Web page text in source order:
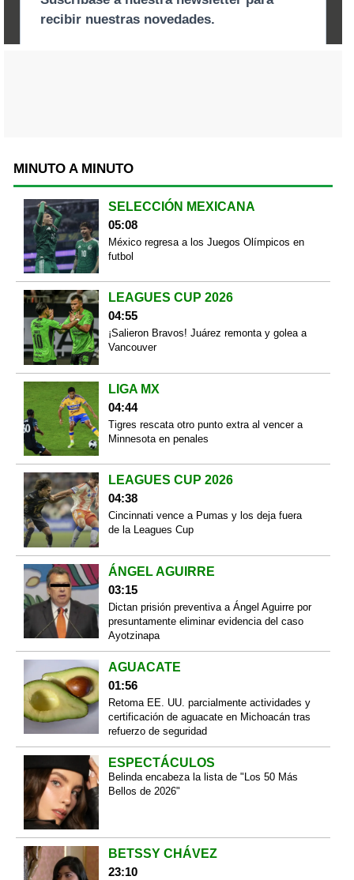
MINUTO A MINUTO
SELECCIÓN MEXICANA
05:08
México regresa a los Juegos Olímpicos en
futbol
LEAGUES CUP 2026
04:55
¡Salieron Bravos! Juárez remonta y golea a
Vancouver
LIGA MX
04:44
Tigres rescata otro punto extra al vencer a
Minnesota en penales
LEAGUES CUP 2026
04:38
Cincinnati vence a Pumas y los deja fuera
de la Leagues Cup
ÁNGEL AGUIRRE
03:15
Dictan prisión preventiva a Ángel Aguirre por
presuntamente eliminar evidencia del caso
Ayotzinapa
AGUACATE
01:56
Retoma EE. UU. parcialmente actividades y
certificación de aguacate en Michoacán tras
refuerzo de seguridad
ESPECTÁCULOS
Belinda encabeza la lista de "Los 50 Más
Bellos de 2026"
BETSSY CHÁVEZ
23:10